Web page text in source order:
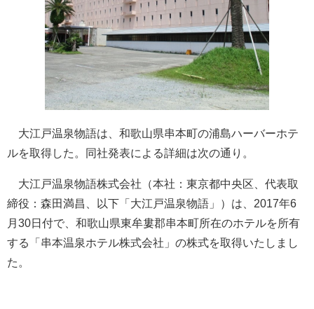
大江戸温泉物語は、和歌山県串本町の浦島ハーバーホテ
ルを取得した。同社発表による詳細は次の通り。
大江戸温泉物語株式会社（本社：東京都中央区、代表取
締役：森田満昌、以下「大江戸温泉物語」）は、2017年6
月30日付で、和歌山県東牟婁郡串本町所在のホテルを所有
する「串本温泉ホテル株式会社」の株式を取得いたしまし
た。